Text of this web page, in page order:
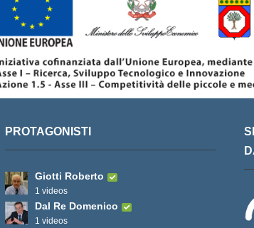
PROTAGONISTI
Giotti Roberto
1 videos
Dal Re Domenico
1 videos